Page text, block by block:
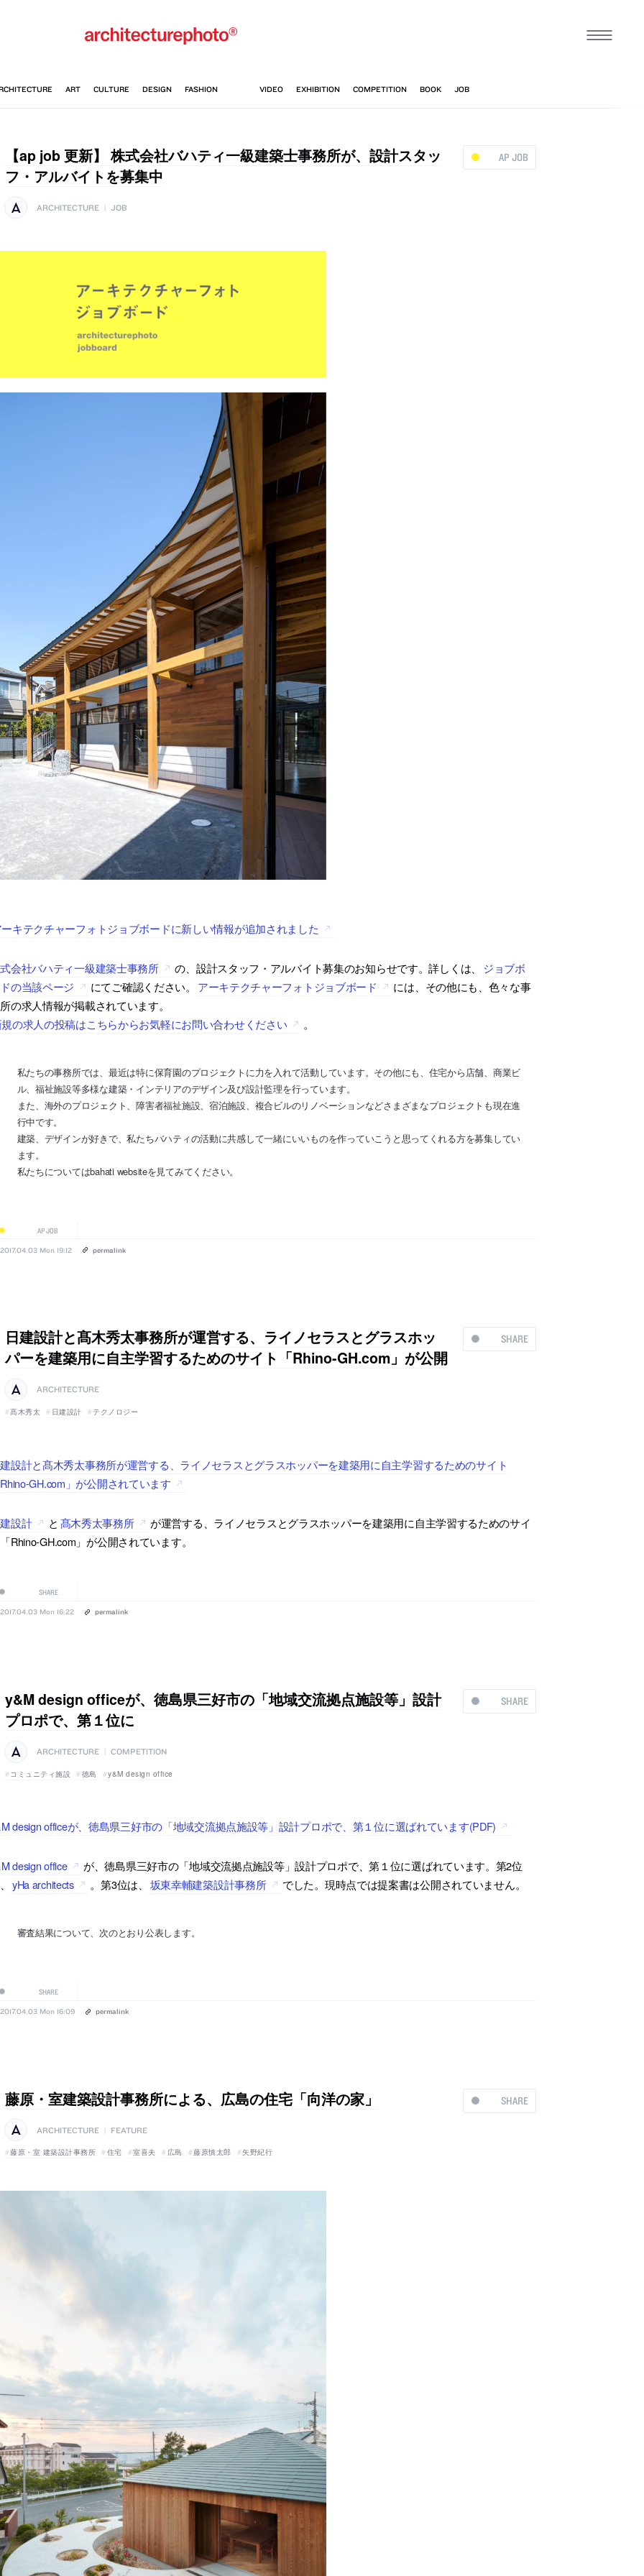
AP JOB
【ap job 更新】 株式会社バハティ一級建築士事務所が、設計スタッ
フ・アルバイトを募集中
ARCHITECTURE | JOB
キテクチャーフォトジョブボードに新しい情報が追加されました
会社バハティ一級建築士事務所 の、設計スタッフ・アルバイト募集のお知らせです。詳しくは、
ジョブボ
の当該ページ
にてご確認ください。 アーキテクチャーフォトジョブボード
には、その他にも、色々な事
の求人情報が掲載されています。
の求人の投稿はこちらからお気軽にお問い合わせください
。
私たちの事務所では、最近は特に保育園のプロジェクトに力を入れて活動しています。その他にも、住宅から店舗、商業ビ
ル、福祉施設等多様な建築・インテリアのデザイン及び設計監理を行っています。
また、海外のプロジェクト、障害者福祉施設、宿泊施設、複合ビルのリノベーションなどさまざまなプロジェクトも現在進
行中です。
建築、デザインが好きで、私たちバハティの活動に共感して一緒にいいものを作っていこうと思ってくれる方を募集してい
ます。
私たちについてはbahati websiteを見てみてください。
AP JOB
2017.04.03 Mon 19:12 permalink
SHARE
日建設計と髙木秀太事務所が運営する、ライノセラスとグラスホッ
パーを建築用に自主学習するためのサイト「Rhino-GH.com」が公開
ARCHITECTURE
髙木秀太 日建設計 テクノロジー
設計と髙木秀太事務所が運営する、ライノセラスとグラスホッパーを建築用に自主学習するためのサイト
GH.com」が公開されています
設計 と 髙木秀太事務所
が運営する、ライノセラスとグラスホッパーを建築用に自主学習するためのサイ
Rhino-GH.com」が公開されています。
SHARE
2017.04.03 Mon 16:22 permalink
SHARE
y&M design officeが、徳島県三好市の「地域交流拠点施設等」設計
プロポで、第１位に
ARCHITECTURE COMPETITION
コミュニティ施設 徳島 y&M design office
design officeが、徳島県三好市の「地域交流拠点施設等」設計プロポで、第１位に選ばれています(PDF)
design office
が、徳島県三好市の「地域交流拠点施設等」設計プロポで、第１位に選ばれています。第2位
yHa architects 。第3位は、 坂東幸輔建築設計事務所 でした。現時点では提案書は公開されていません。
審査結果について、次のとおり公表します。
SHARE
2017.04.03 Mon 16:09 permalink
SHARE
藤原・室建築設計事務所による、広島の住宅「向洋の家」
ARCHITECTURE | FEATURE
藤原・室 建築設計事務所 住宅 室喜夫 広島 藤原慎太郎 矢野紀行